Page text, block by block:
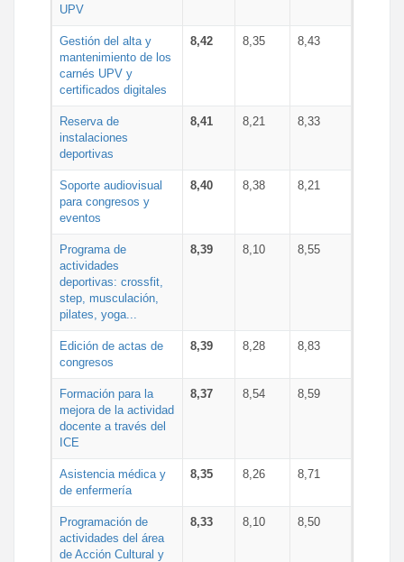
UPV
Gestión del alta y
mantenimiento de los
carnés UPV y
certificados digitales
8,42 8,35 8,43
Reserva de
instalaciones
deportivas
8,41 8,21 8,33
Soporte audiovisual
para congresos y
eventos
8,40 8,38 8,21
Programa de
actividades
deportivas: crossfit,
step, musculación,
pilates, yoga...
8,39 8,10 8,55
Edición de actas de
congresos
8,39 8,28 8,83
Formación para la
mejora de la actividad
docente a través del
ICE
8,37 8,54 8,59
Asistencia médica y
de enfermería
8,35 8,26 8,71
Programación de
actividades del área
de Acción Cultural y
8,33 8,10 8,50